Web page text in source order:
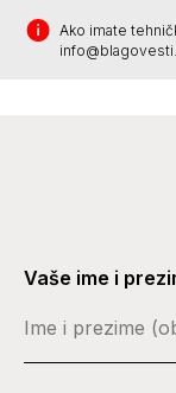
Ako imate
Vaše ime i